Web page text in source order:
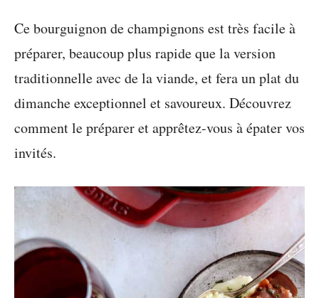
Ce bourguignon de champignons est très facile à
préparer, beaucoup plus rapide que la version
traditionnelle avec de la viande, et fera un plat du
dimanche exceptionnel et savoureux. Découvrez
comment le préparer et apprêtez-vous à épater vos
invités.